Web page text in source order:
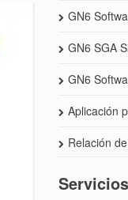
GN6
GN6 SGA
GN6
Aplicación
Relación
Servicios